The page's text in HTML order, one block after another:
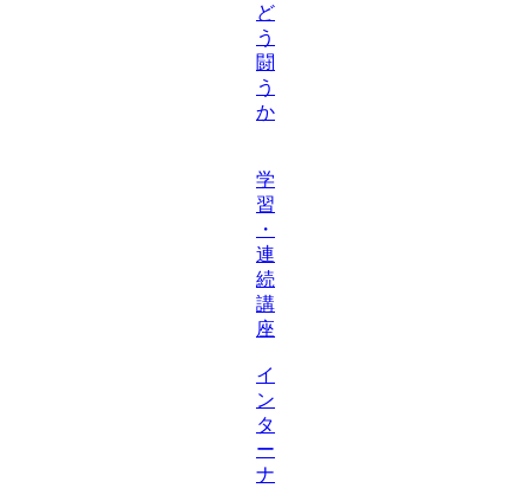
ど
う
闘
う
か
学
習
・
連
続
講
座
イ
ン
タ
ー
ナ